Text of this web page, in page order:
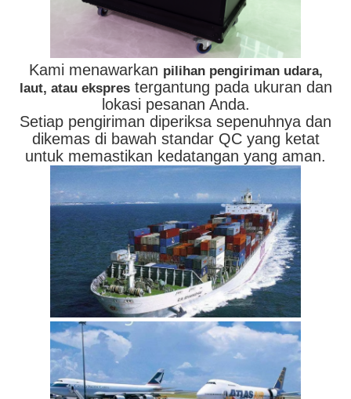
Kami menawarkan pilihan pengiriman udara,
laut, atau eksprestergantung pada ukuran dan
lokasi pesanan Anda.
Setiap pengiriman diperiksa sepenuhnya dan
dikemas di bawah standar QC yang ketat
untuk memastikan kedatangan yang aman.